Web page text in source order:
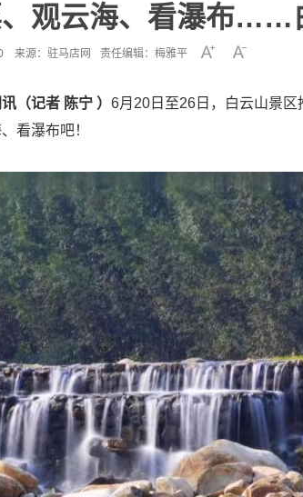
观云海、看瀑布……
来源： 驻马店网 责任编辑：梅雅平
（记者 陈宁 ） 6月20日至26日，白云山景
看瀑布吧！